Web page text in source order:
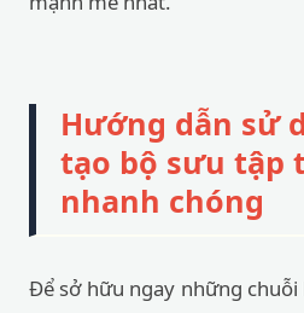
Hướng dẫn sử
tạo bộ sưu tập
nhanh chóng
Để sở hữu ngay những